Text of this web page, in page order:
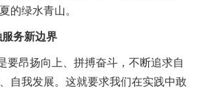
的绿水青山。
务新边界
昂扬向上、拼搏奋斗，不断追求自
自我发展。这就要求我们在实践中敢